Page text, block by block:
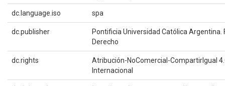
dc.language.iso spa
dc.publisher
Pontificia Universidad Católica Argentina.
Derecho
dc.rights
Atribución-NoComercial-CompartirIgual
Internacional